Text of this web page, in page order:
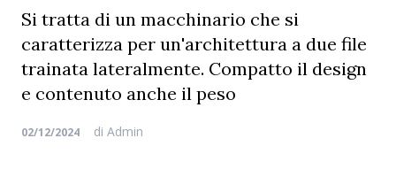
Si tratta di un macchinario che si
caratterizza per un'architettura a due file
trainata lateralmente. Compatto il design
e contenuto anche il peso
02/12/2024 di Admin